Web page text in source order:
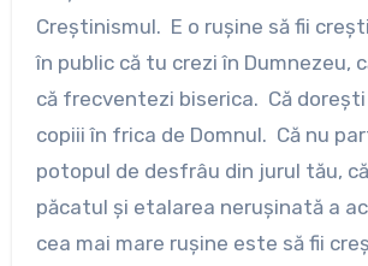
Creştinismul. E o ruşine să fii
în public că tu crezi în Dumnezeu,
că frecventezi biserica. Că
copiii în frica de Domnul. Că nu
potopul de desfrâu din jurul tău,
păcatul şi etalarea neruşinată a
cea mai mare ruşine este să fii